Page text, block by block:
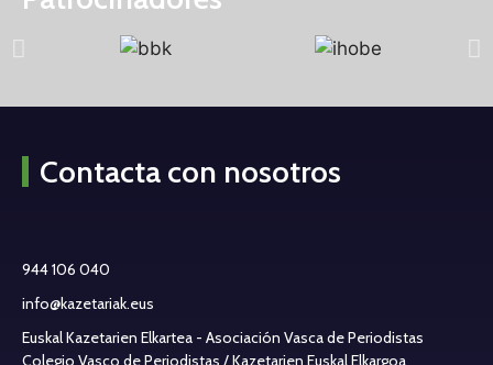
Contacta con nosotros
944 106 040
info@kazetariak.eus
Euskal Kazetarien Elkartea - Asociación Vasca de Periodistas
Colegio Vasco de Periodistas / Kazetarien Euskal Elkargoa